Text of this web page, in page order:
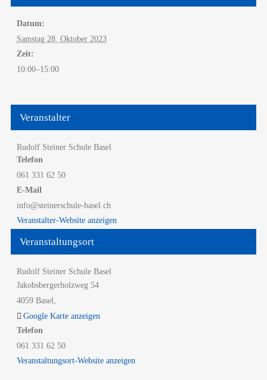
Datum:
Samstag 28. Oktober 2023
Zeit:
10:00–15:00
Veranstaltungsort
Rudolf Steiner Schule Basel
Jakobsbergerholzweg 54
4059 Basel
Google Karte anzeigen
Telefon
061 331 62 50
Veranstaltungsort-Website anzeigen
Veranstalter
Rudolf Steiner Schule Basel
Telefon
061 331 62 50
E-Mail
info@steinerschule-basel.ch
Veranstalter-Website anzeigen